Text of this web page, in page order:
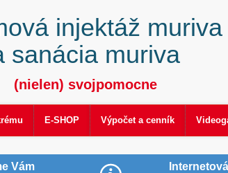
E-SHOP Výpočet a cenník
injektáž muriva
sanácia muriva
(nielen) svojpomocne
Vám